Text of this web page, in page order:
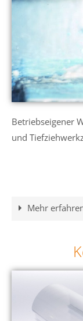
Betriebseigener
und
Mehr